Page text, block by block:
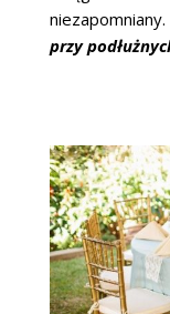
niezapomniany.
przy